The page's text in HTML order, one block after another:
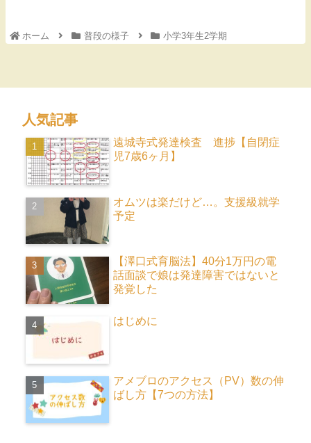
ホーム 普段の様子 小学3年生2学期
人気記事
遠城寺式発達検査 進捗【自閉症
児7歳6ヶ月】
オムツは楽だけど…。支援級就学
予定
【澤口式育脳法】40分1万円の電
話面談で娘は発達障害ではないと
発覚した
はじめに
アメブロのアクセス（PV）数の伸
ばし方【7つの方法】